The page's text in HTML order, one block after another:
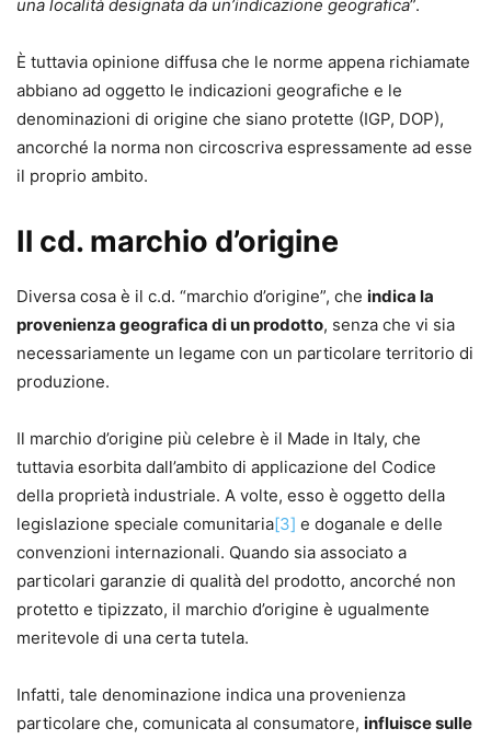
privativa dinanzi alle Sezioni specializzate in materia di
impresa, con esame di casi pratici e suggerimenti
operativi.
Andrea Sirotti Gaudenzi
insegnamento presso vari Atenei e centri di formazione. È
responsabile scientifico di alcuni enti, tra cui l’Istituto
Nazionale per la Formazione Continua di Roma. Direttore
di collane e trattati giuridici, è autore di numerosi volumi,
tra cui “Il nuovo diritto d’autore”, “Codice della proprietà
industriale” e “I ricorsi alla Corte europea dei diritti
testate, collabora stabilmente con “Guida al Diritto” ed è
membro del comitato di direzione della Rivista di Diritto
Industriale.
una località designata da un’indicazione geografica”.
È tuttavia opinione diffusa che le norme appena richiamate
abbiano ad oggetto le indicazioni geografiche e le
denominazioni di origine che siano protette (IGP, DOP),
ancorché la norma non circoscriva espressamente ad esse
il proprio ambito.
Il cd. marchio d’origine
Diversa cosa è il c.d. “marchio d’origine”, che indica la
provenienza geografica di un prodotto, senza che vi sia
necessariamente un legame con un particolare territorio di
produzione.
Il marchio d’origine più celebre è il Made in Italy, che
tuttavia esorbita dall’ambito di applicazione del Codice
della proprietà industriale. A volte, esso è oggetto della
legislazione speciale comunitaria[3] e doganale e delle
convenzioni internazionali. Quando sia associato a
particolari garanzie di qualità del prodotto, ancorché non
protetto e tipizzato, il marchio d’origine è ugualmente
meritevole di una certa tutela.
Infatti, tale denominazione indica una provenienza
particolare che, comunicata al consumatore, influisce sulle